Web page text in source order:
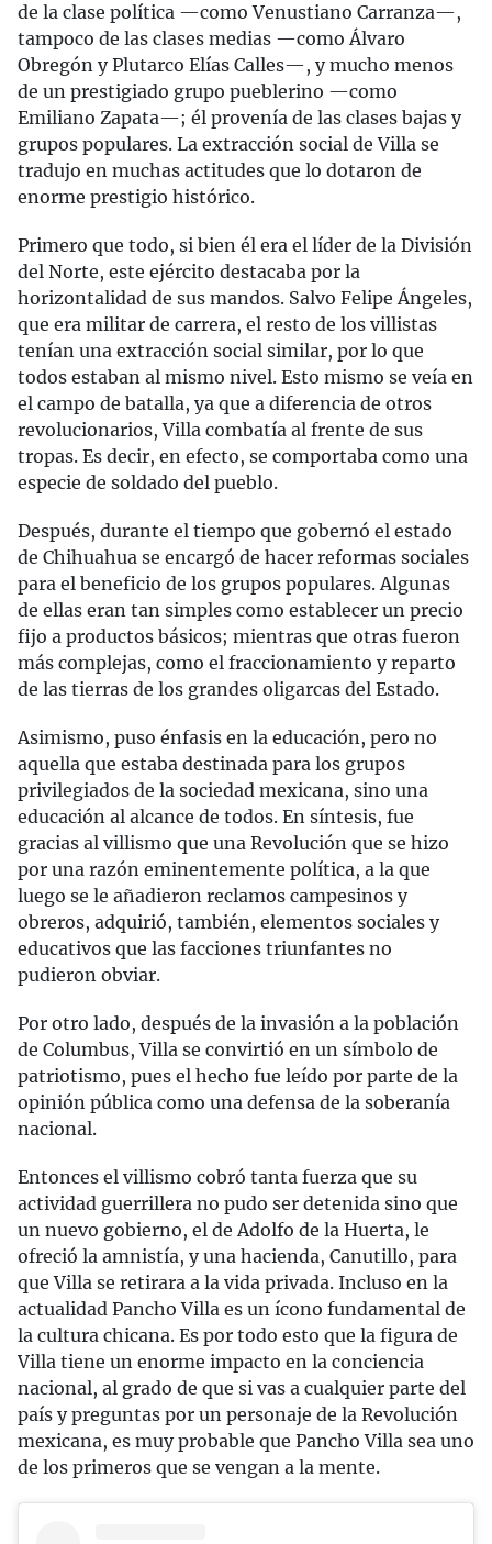
de la clase política —como Venustiano Carranza—,
tampoco de las clases medias —como Álvaro
Obregón y Plutarco Elías Calles—, y mucho menos
de un prestigiado grupo pueblerino —como
Emiliano Zapata—; él provenía de las clases bajas y
grupos populares. La extracción social de Villa se
tradujo en muchas actitudes que lo dotaron de
enorme prestigio histórico.
Primero que todo, si bien él era el líder de la División
del Norte, este ejército destacaba por la
horizontalidad de sus mandos. Salvo Felipe Ángeles,
que era militar de carrera, el resto de los villistas
tenían una extracción social similar, por lo que
todos estaban al mismo nivel. Esto mismo se veía en
el campo de batalla, ya que a diferencia de otros
revolucionarios, Villa combatía al frente de sus
tropas. Es decir, en efecto, se comportaba como una
especie de soldado del pueblo.
Después, durante el tiempo que gobernó el estado
de Chihuahua se encargó de hacer reformas sociales
para el beneficio de los grupos populares. Algunas
de ellas eran tan simples como establecer un precio
fijo a productos básicos; mientras que otras fueron
más complejas, como el fraccionamiento y reparto
de las tierras de los grandes oligarcas del Estado.
Asimismo, puso énfasis en la educación, pero no
aquella que estaba destinada para los grupos
privilegiados de la sociedad mexicana, sino una
educación al alcance de todos. En síntesis, fue
gracias al villismo que una Revolución que se hizo
por una razón eminentemente política, a la que
luego se le añadieron reclamos campesinos y
obreros, adquirió, también, elementos sociales y
educativos que las facciones triunfantes no
pudieron obviar.
Por otro lado, después de la invasión a la población
de Columbus, Villa se convirtió en un símbolo de
patriotismo, pues el hecho fue leído por parte de la
opinión pública como una defensa de la soberanía
nacional.
Entonces el villismo cobró tanta fuerza que su
actividad guerrillera no pudo ser detenida sino que
un nuevo gobierno, el de Adolfo de la Huerta, le
ofreció la amnistía, y una hacienda, Canutillo, para
que Villa se retirara a la vida privada. Incluso en la
actualidad Pancho Villa es un ícono fundamental de
la cultura chicana. Es por todo esto que la figura de
Villa tiene un enorme impacto en la conciencia
nacional, al grado de que si vas a cualquier parte del
país y preguntas por un personaje de la Revolución
mexicana, es muy probable que Pancho Villa sea uno
de los primeros que se vengan a la mente.